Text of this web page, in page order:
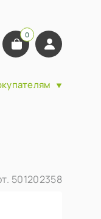
0
501202358